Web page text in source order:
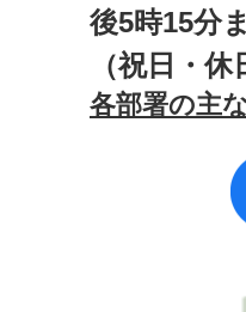
後5時15分
（祝日・
各部署の主